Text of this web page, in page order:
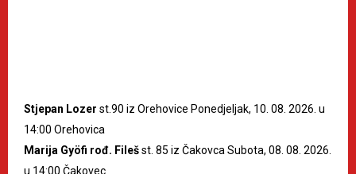
Stjepan Lozer st.90 iz Orehovice Ponedjeljak, 10. 08. 2026. u
14:00 Orehovica
Marija Gyöfi rođ. Filešst. 85 iz Čakovca Subota, 08. 08. 2026.
u 14:00 Čakovec